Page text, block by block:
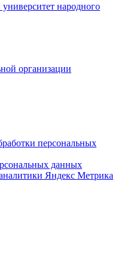
народного
организации
персональных
данных
Яндекс Метрика